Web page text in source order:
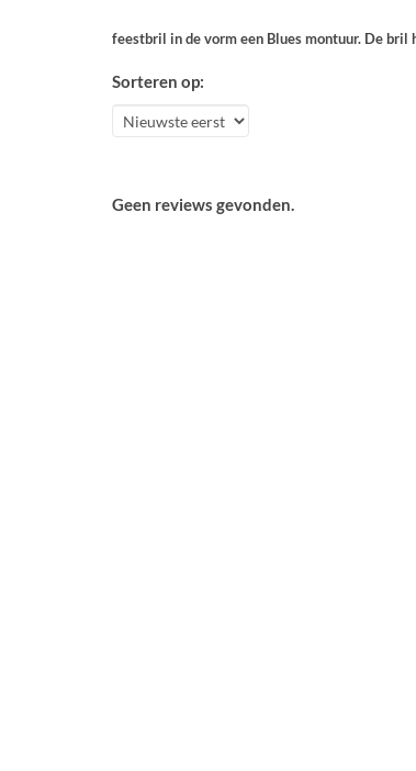
feestbril in de vorm een Blues montuur. De bril
Sorteren op:
Geen reviews gevonden.